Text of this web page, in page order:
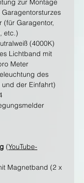
zur Montage
(für Garagentor,
etc.)
(4000K)
Lichtband mit
Meter
des
der Einfahrt)
(YouTube-
Magnetband (2 x